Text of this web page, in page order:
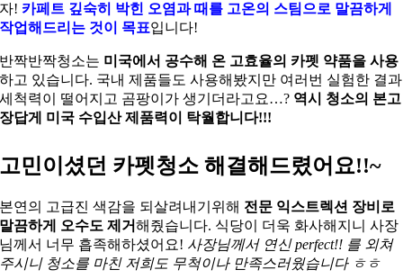
자! 카페트 깊숙히 박힌 오염과 때를 고온의 스팀으로 말끔하게
작업해드리는 것이 목표입니다!
반짝반짝청소는 미국에서 공수해 온 고효율의 카펫 약품을 사용
하고 있습니다. 국내 제품들도 사용해봤지만 여러번 실험한 결과
세척력이 떨어지고 곰팡이가 생기더라고요…? 역시 청소의 본고
장답게 미국 수입산 제품력이 탁월합니다!!!
고민이셨던 카펫청소 해결해드렸어요!!~
본연의 고급진 색감을 되살려내기위해 전문 익스트렉션 장비로
말끔하게 오수도 제거해줬습니다. 식당이 더욱 화사해지니 사장
님께서 너무 흡족해하셨어요! 사장님께서 연신 perfect!! 를 외쳐
주시니 청소를 마친 저희도 무척이나 만족스러웠습니다 ㅎㅎ